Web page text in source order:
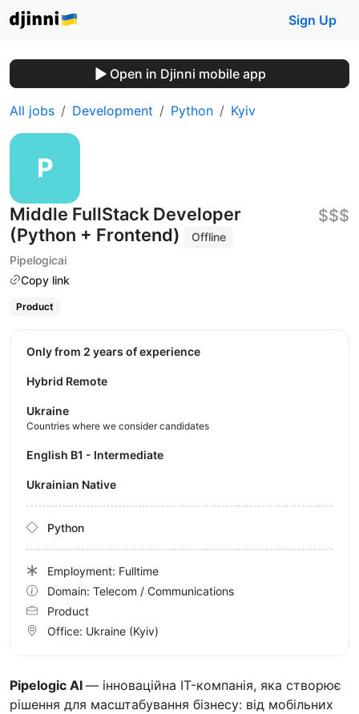
Sign Up
Open in Djinni mobile app
All jobs Development Python Kyiv
Middle FullStack Developer
(Python + Frontend)
Offline
Pipelogicai
Copy link
$$$
Product
Pipelogic AI — інноваційна IT-компанія, яка створює
рішення для масштабування бізнесу: від мобільних
Only from 2 years of experience
Hybrid Remote
Ukraine
Countries where we consider candidates
English B1 - Intermediate
Ukrainian Native
Python
Employment: Fulltime
Domain: Telecom / Communications
Product
Office: Ukraine (Kyiv)